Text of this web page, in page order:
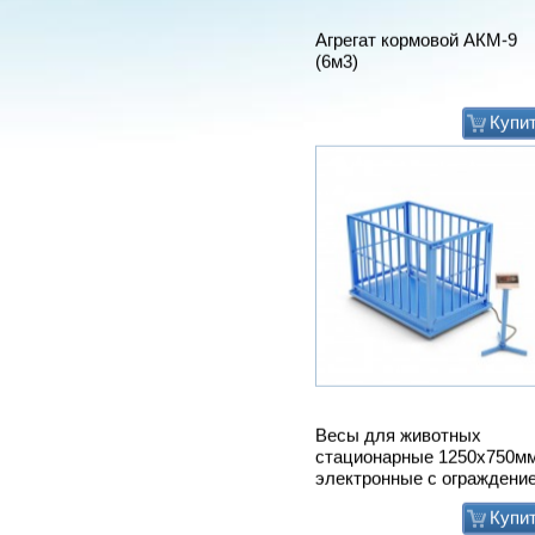
Весы для животных
стационарные
Мат животноводческий
PASSAGE (м2) (пазловый
замок) (зоны
подходит под скрепер)